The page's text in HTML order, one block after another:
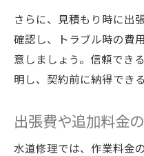
水道修理料金
安心できる水
さらに、見積もり時に出
確認し、トラブル時の費
意しましょう。信頼でき
明し、契約前に納得でき
出張費や追加料金
水道修理では、作業料金